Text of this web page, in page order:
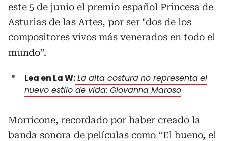
este 5 de junio el premio español Princesa de
Asturias de las Artes, por ser "dos de los
compositores vivos más venerados en todo el
mundo”.
Lea en La W:La alta costura no representa el
nuevo estilo de vida: Giovanna Maroso
Morricone, recordado por haber creado la
banda sonora de películas como “El bueno, el